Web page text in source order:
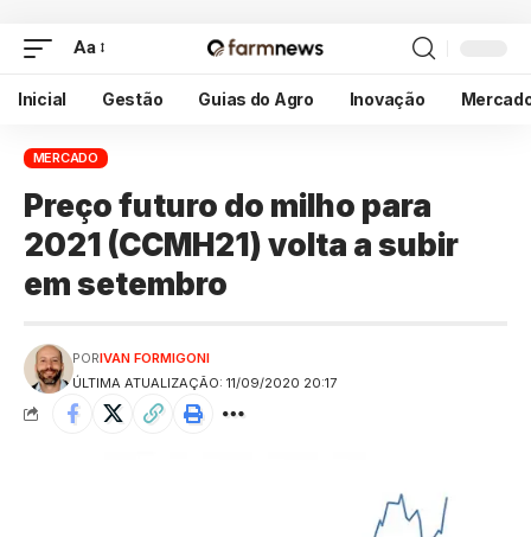
Aa
Inicial Gestão Guias do Agro Inovação
MERCADO
Preço futuro do milho para
2021 (CCMH21) volta a subir
em setembro
ÚLTIMA ATUALIZAÇÃO: 11/09/2020 20:17
PORIVAN FORMIGONI